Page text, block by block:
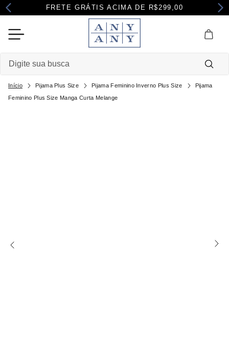
FRETE GRÁTIS ACIMA DE R$299,00
Pijama Plus Size Pijama Feminino Inverno Plus Size Pijama
Feminino Plus Size Manga Curta Melange
Termos mais buscados